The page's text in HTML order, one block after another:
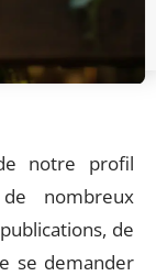
notre profil
nombreux
de
se demander